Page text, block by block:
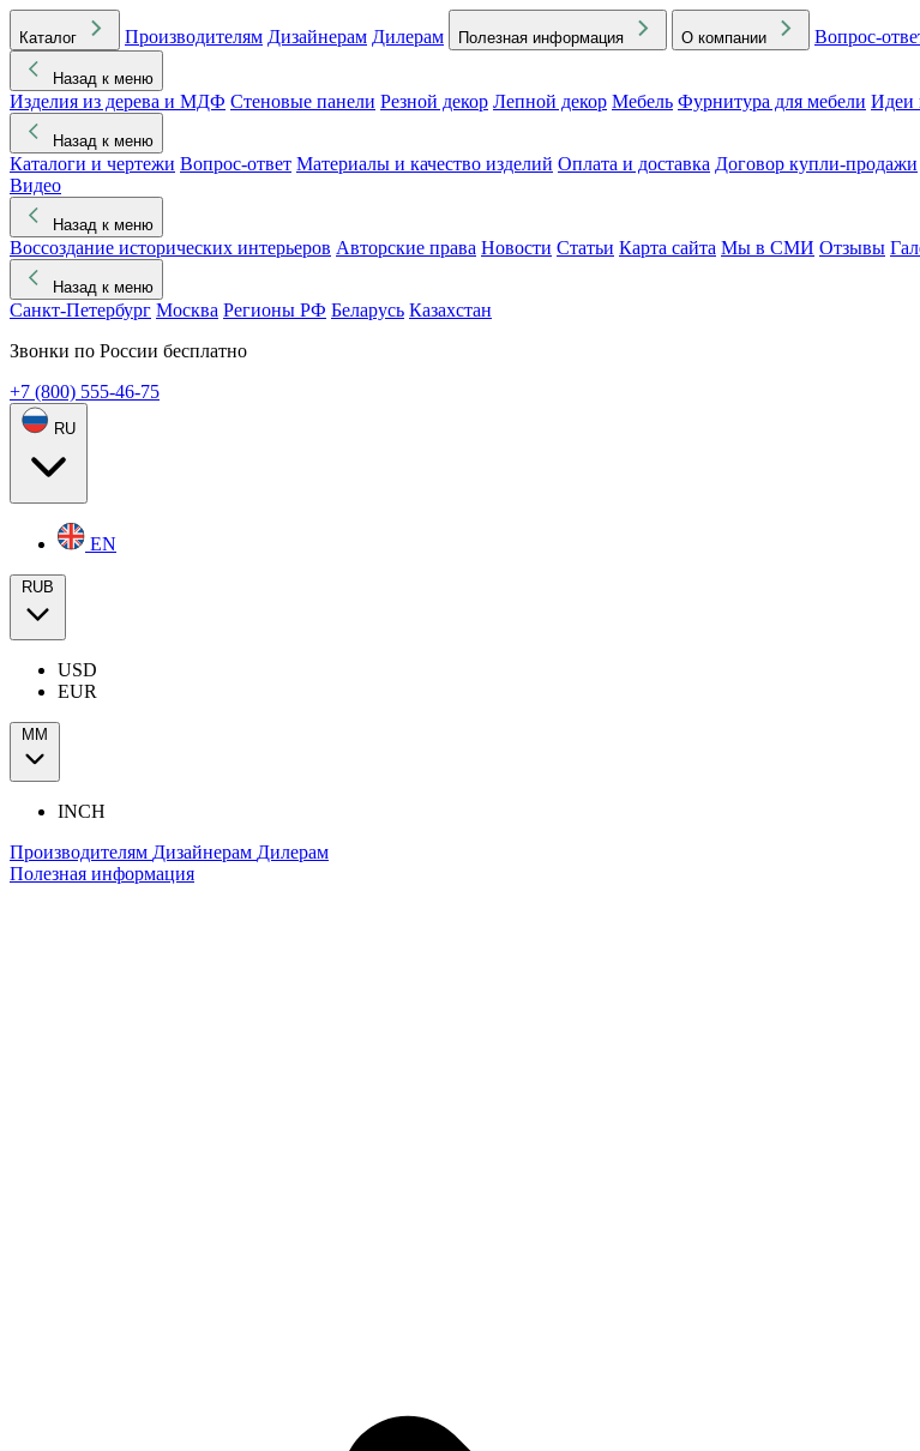
Каталог Производителям Дизайнерам Дилерам Полезная информация О компании Вопрос-
Назад к меню
Изделия из дерева и МДФ Стеновые панели Резной декор Лепной декор Мебель Фурнитура для мебели Идеи
Назад к меню
Каталоги и чертежи Вопрос-ответ Материалы и качество изделий Оплата и доставка Договор купли-продажи
Видео
Назад к меню
Воссоздание исторических интерьеров Авторские права Новости Статьи Карта сайта Мы в СМИ Отзывы
Назад к меню
Санкт-Петербург Москва Регионы РФ Беларусь Казахстан
Звонки по России бесплатно
+7 (800) 555-46-75
RU
EN
RUB
USD
EUR
ММ
INCH
Производителям Дизайнерам Дилерам
Полезная информация